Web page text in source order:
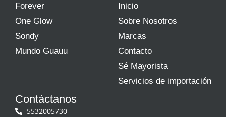
Forever
One Glow
Sondy
Mundo Guauu
Inicio
Sobre Nosotros
Marcas
Contacto
Sé Mayorista
Servicios de importación
Contáctanos
5532005730